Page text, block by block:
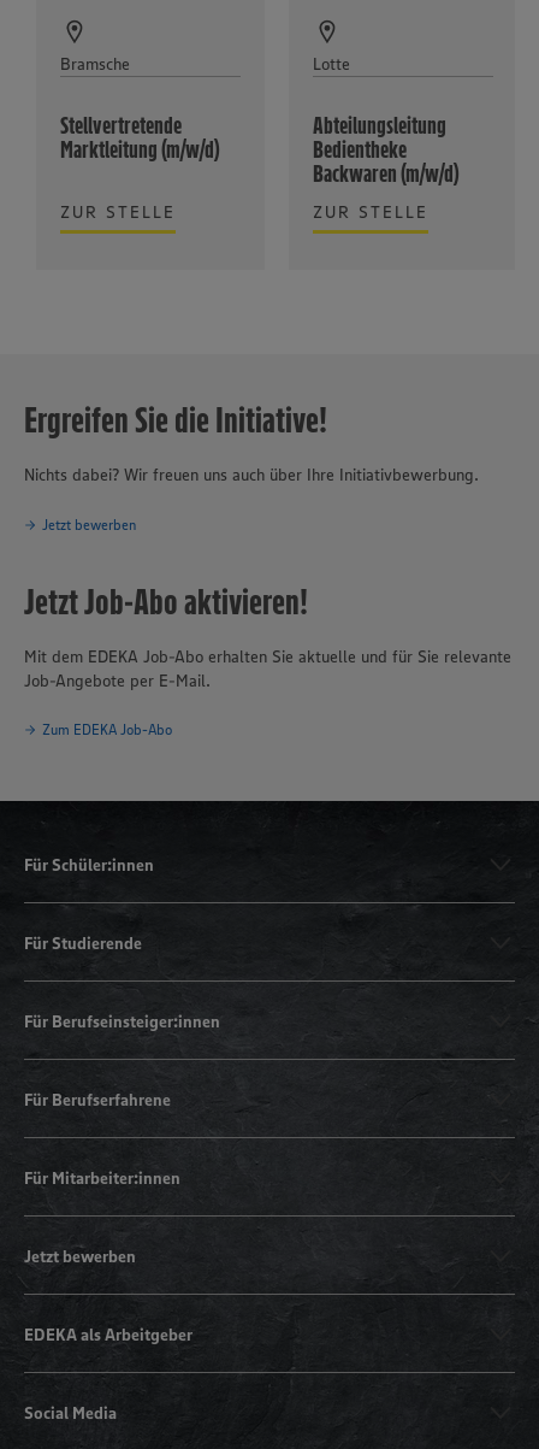
Bramsche
Stellvertretende
Marktleitung (m/w/d)
ZUR STELLE
Lotte
Abteilungsleitung
Bedientheke
Backwaren (m/w/d)
ZUR STELLE
Ergreifen Sie die Initiative!
Nichts dabei? Wir freuen uns auch über Ihre Initiativbewerbung.
Jetzt bewerben
Jetzt Job-Abo aktivieren!
Mit dem EDEKA Job-Abo erhalten Sie aktuelle und für Sie relevante
Job-Angebote per E-Mail.
Zum EDEKA Job-Abo
Für Schüler:innen
Für Studierende
Für Berufseinsteiger:innen
Für Berufserfahrene
Für Mitarbeiter:innen
Jetzt bewerben
EDEKA als Arbeitgeber
Social Media